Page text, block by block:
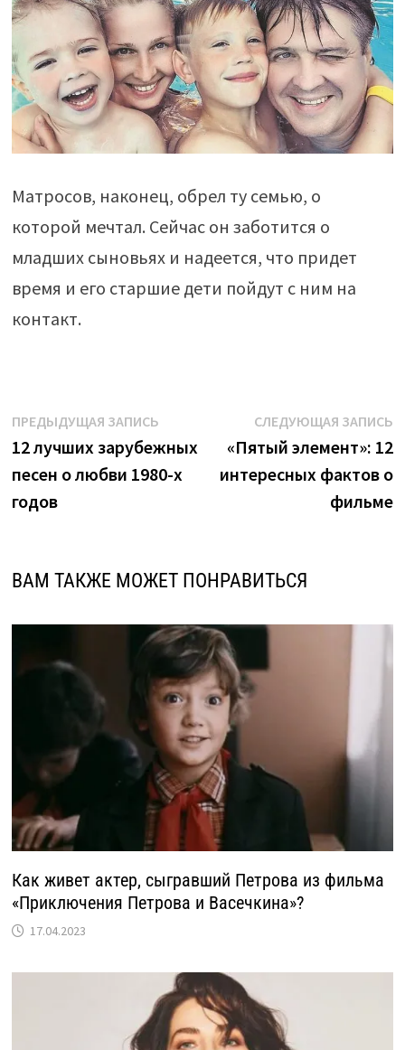
Матросов, наконец, обрел ту семью, о
которой мечтал. Сейчас он заботится о
младших сыновьях и надеется, что придет
время и его старшие дети пойдут с ним на
контакт.
Навигация
по
записям
ПРЕДЫДУЩАЯ ЗАПИСЬПредыдущая
запись:
12 лучших зарубежных
песен о любви 1980-х
годов
СЛЕДУЮЩАЯ ЗАПИСЬ
«Пятый элемент»: 12
интересных фактов о
фильме
ВАМ ТАКЖЕ МОЖЕТ ПОНРАВИТЬСЯ
Как живет актер, сыгравший Петрова из фильма
«Приключения Петрова и Васечкина»?
17.04.2023